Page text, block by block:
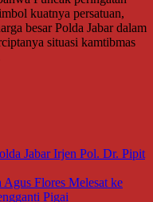
kuatnya persatuan,
besar Polda Jabar dalam
situasi kamtibmas
Jabar Irjen Pol. Dr. Pipit
Flores Melesat ke
Pigai